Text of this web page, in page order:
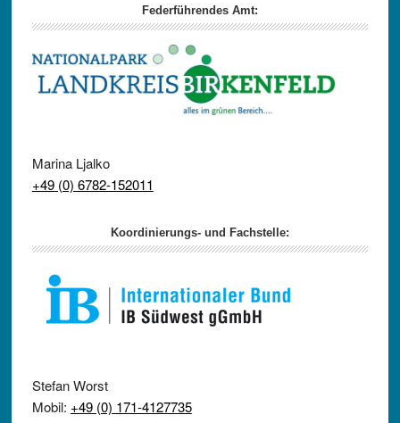
Footer Federführendes Amt:
Marina Ljalko
+49 (0) 6782-152011
Koordinierungs- und Fachstelle:
Stefan Worst
Mobil: +49 (0) 171-4127735